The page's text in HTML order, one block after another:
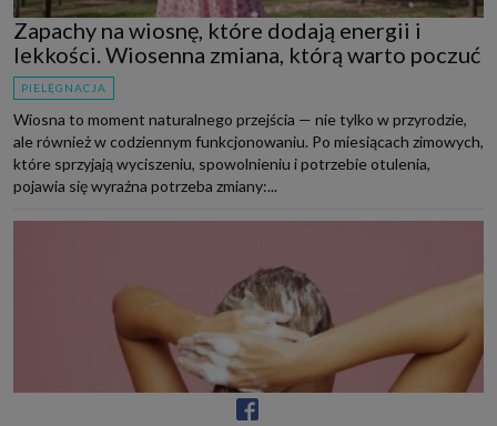
Zapachy na wiosnę, które dodają energii i
lekkości. Wiosenna zmiana, którą warto poczuć
PIELĘGNACJA
Wiosna to moment naturalnego przejścia — nie tylko w przyrodzie,
ale również w codziennym funkcjonowaniu. Po miesiącach zimowych,
które sprzyjają wyciszeniu, spowolnieniu i potrzebie otulenia,
pojawia się wyraźna potrzeba zmiany:...